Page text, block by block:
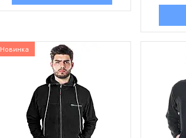
Новинка